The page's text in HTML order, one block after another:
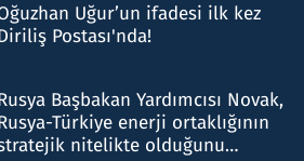
Uğur’un ifadesi ilk kez
Postası'nda!
Başbakan Yardımcısı Novak,
Türkiye enerji ortaklığının
nitelikte olduğunu